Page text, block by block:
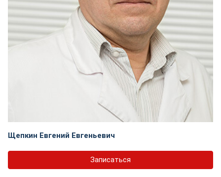
Щепкин Евгений Евгеньевич
Записаться